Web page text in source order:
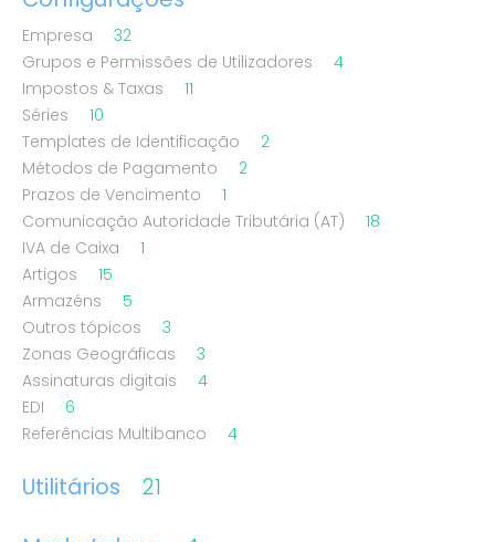
Empresa
32
Grupos e Permissões de Utilizadores
4
Impostos & Taxas
11
Séries
10
Templates de Identificação
2
Métodos de Pagamento
2
Prazos de Vencimento
1
Comunicação Autoridade Tributária (AT)
18
IVA de Caixa
1
Artigos
15
Armazéns
5
Outros tópicos
3
Zonas Geográficas
3
Assinaturas digitais
4
EDI
6
Referências Multibanco
4
Utilitários
21